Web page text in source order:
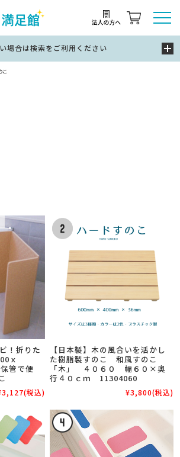
場合は検索をご利用ください
こ
！折りた
ｘ
管で便
(税込)
【日本製】木の風合いを活かし
た樹脂製すのこ 和風すのこ
「木」 ４０６０ 幅６０×奥
行４０ｃｍ 11304060
¥3,800(税込)